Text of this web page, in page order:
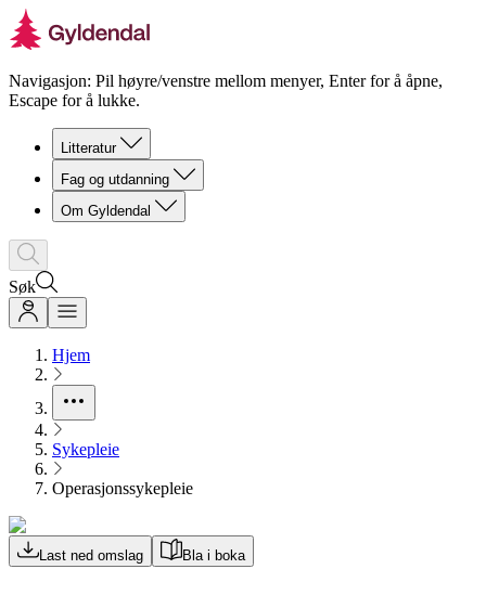
Navigasjon: Pil høyre/venstre mellom menyer, Enter for å åpne,
Escape for å lukke.
Litteratur
Fag og utdanning
Om Gyldendal
Søk
Hjem
Sykepleie
Operasjonssykepleie
Last ned omslag Bla i boka